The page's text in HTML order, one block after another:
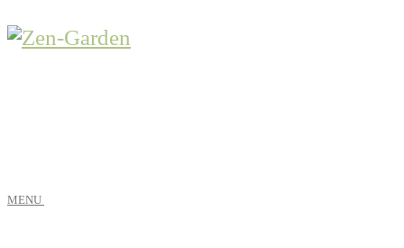
MENU